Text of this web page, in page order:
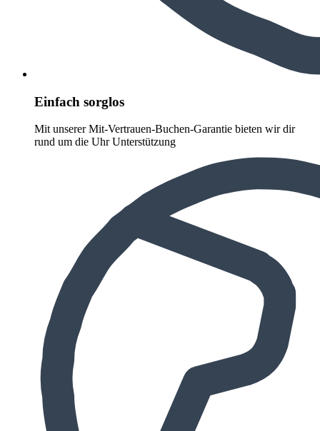
Einfach sorglos
Mit unserer Mit-Vertrauen-Buchen-Garantie bieten wir dir
rund um die Uhr Unterstützung